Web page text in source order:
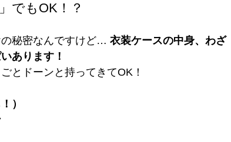
でもOK！？
秘密なんですけど… 衣装ケースの中身、わざ
あります！
とドーンと持ってきてOK！
）